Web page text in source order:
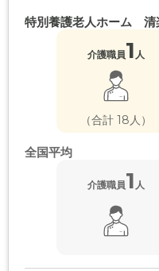
特別養護老人ホーム 清
介護職員1 人
（合計 18人）
全国平均
介護職員1 人